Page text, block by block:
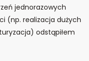
jednorazowych
(np. realizacja dużych
odstąpiłem